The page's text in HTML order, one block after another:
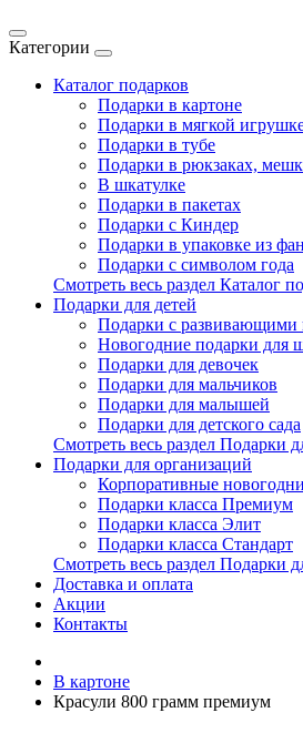
Категории
Каталог подарков
Подарки в картоне
Подарки в мягкой
Подарки в тубе
Подарки в рюкзаках,
В шкатулке
Подарки в пакетах
Подарки с Киндер
Подарки в упаковке из
Подарки с символом года
Смотреть весь раздел Каталог
Подарки для детей
Подарки с развивающими
Новогодние подарки для
Подарки для девочек
Подарки для мальчиков
Подарки для малышей
Подарки для детского сада
Смотреть весь раздел Подарки
Подарки для организаций
Корпоративные
Подарки класса Премиум
Подарки класса Элит
Подарки класса Стандарт
Смотреть весь раздел Подарки
Доставка и оплата
Акции
Контакты
В картоне
Красули 800 грамм премиум